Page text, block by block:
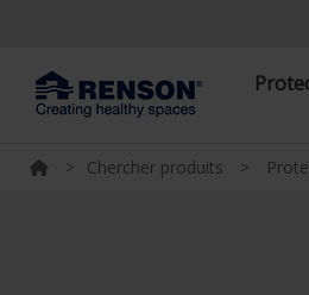
> Chercher produits >